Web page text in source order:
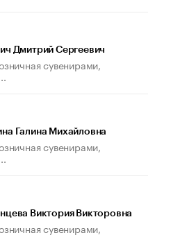
иначе». Как живет глава
Дмитрий Сергеевич
сувенирами,
Галина Михайловна
сувенирами,
Виктория Викторовна
сувенирами,